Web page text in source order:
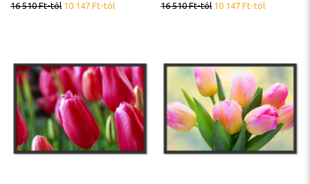
16 510Ft-tól 10 147 Ft-tól 16 510Ft-tól 10 147 Ft-tól